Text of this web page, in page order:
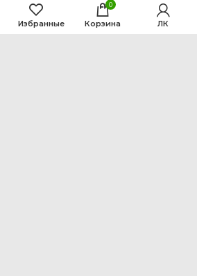
Избранные
0
Корзина ЛК